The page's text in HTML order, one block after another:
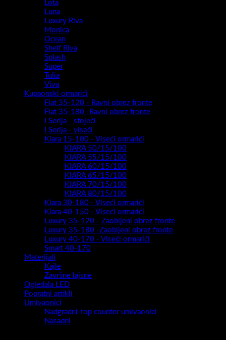
Lota
Luna
Luxury Riva
Monica
Ocean
Shelf Riva
Splash
Super
Tulia
Viva
Kupaonski ormarići
Flat 35-120 - Ravni obrez fronte
Flat 35-180 -Ravni obrez fronte
I Serija - stojeći
I Serija - viseći
Kiara 15-100 - Viseći ormarići
KIARA 50/15/100
KIARA 55/15/100
KIARA 60/15/100
KIARA 65/15/100
KIARA 70/15/100
KIARA 80/15/100
Kiara 30-180 - Viseći ormarići
Kiara 40-150 - Viseći ormarići
Luxury 35-120 - Zaobljeni obrez fronte
Luxury 35-180 -Zaobljeni obrez fronte
Luxury 40-170 - Viseći ormarići
Smart 40-170
Materijali
Kajle
Završne lajsne
Ogledala LED
Popratni artikli
Umivaonici
Nadgradni-top counter umivaonici
Nasadni